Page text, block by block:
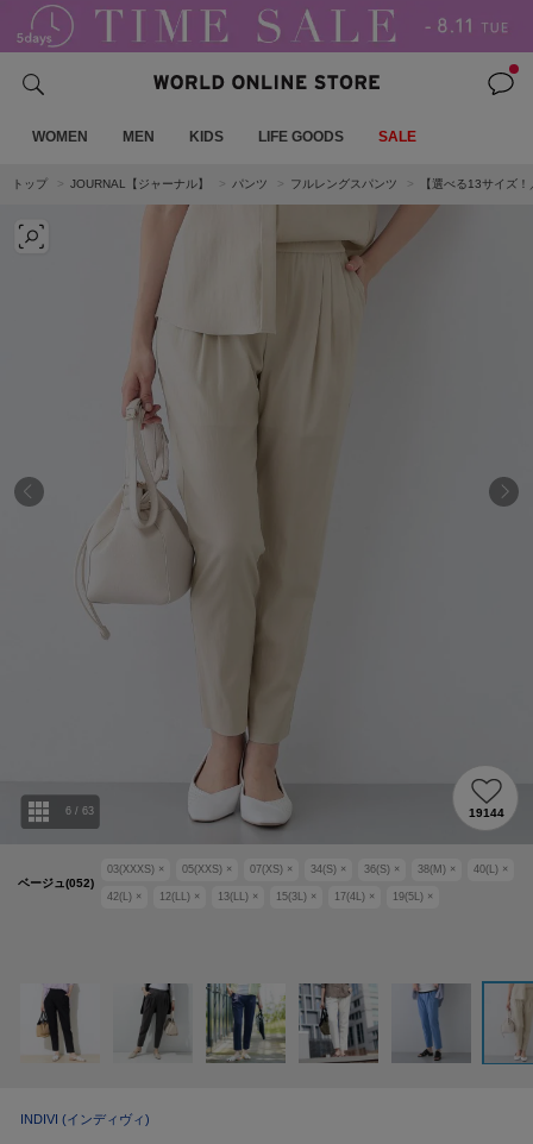
WOMEN MEN KIDS LIFE GOODS SALE
トップ JOURNAL【ジャーナル】 パンツ フルレングスパンツ 【選べる13サイズ
ベージュ(052)
03(XXXS) × 05(XXS) × 07(XS) × 34(S) × 36(S) × 38(M) × 40(L) ×
42(L) × 12(LL) × 13(LL) × 15(3L) × 17(4L) × 19(5L) ×
6 / 63 19144
INDIVI (インディヴィ)